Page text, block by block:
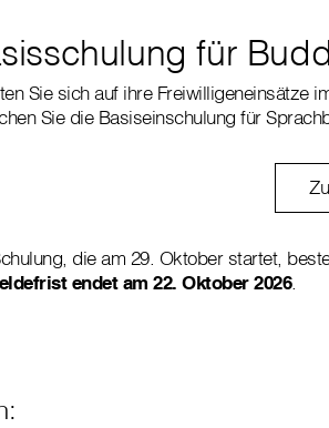
für
Sie sich auf ihre Freiwilligeneinsätze
Sie die Basiseinschulung für
die am 29. Oktober startet,
endet am 22. Oktober 2026.